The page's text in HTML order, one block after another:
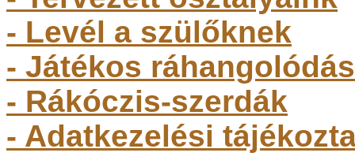
- Levél a szülőknek
- Játékos ráhangolódás
- Rákóczis-szerdák
- Adatkezelési